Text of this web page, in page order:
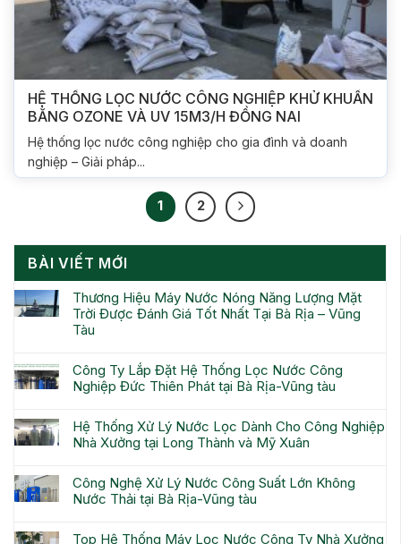
BÀI VIẾT MỚI
Thương Hiệu Máy Nước Nóng Năng Lượng Mặt
Trời Được Đánh Giá Tốt Nhất Tại Bà Rịa – Vũng
Tàu
Công Ty Lắp Đặt Hệ Thống Lọc Nước Công
Nghiệp Đức Thiên Phát tại Bà Rịa-Vũng tàu
Hệ Thống Xử Lý Nước Lọc Dành Cho Công Nghiệp
Nhà Xưởng tại Long Thành và Mỹ Xuân
Công Nghệ Xử Lý Nước Công Suất Lớn Không
Nước Thải tại Bà Rịa-Vũng tàu
Top Hệ Thống Máy Lọc Nước Công Ty Nhà Xưởng
HỆ THỐNG LỌC NƯỚC CÔNG NGHIỆP KHỬ KHUẨN
BẰNG OZONE VÀ UV 15M3/H ĐỒNG NAI
Hệ thống lọc nước công nghiệp cho gia đình và doanh
nghiệp – Giải pháp...
1 2